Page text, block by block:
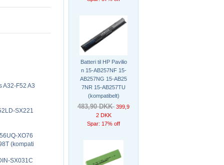
A32-F52 A3
SX221
XO76
(kompati
SX031C
Batteri til HP Pavilio
n 15-AB257NF 15-
AB257NG 15-AB25
7NR 15-AB257TU
(kompatibelt)
483,90 DKK 399,9
2 DKK
Spar: 17% off